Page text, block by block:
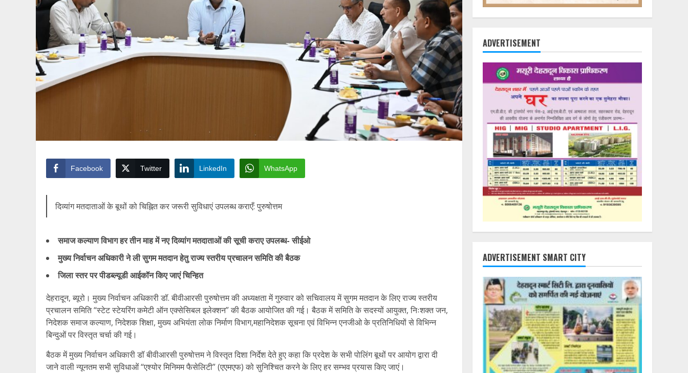
Facebook Twitter LinkedIn WhatsApp
दिव्यांग मतदाताओं के बूथों को चिह्नित कर जरूरी सुविधाएं उपलब्ध कराएँ: पुरुषोत्तम
समाज कल्याण विभाग हर तीन माह में नए दिव्यांग मतदाताओं की सूची कराए उपलब्ध- सीईओ
मुख्य निर्वाचन अधिकारी ने ली सुगम मतदान हेतु राज्य स्तरीय प्रचालन समिति की बैठक
जिला स्तर पर पीडब्ल्यूडी आईकॉन किए जाएं चिन्हित
देहरादून, ब्यूरो। मुख्य निर्वाचन अधिकारी डॉ. बीवीआरसी पुरुषोत्तम की अध्यक्षता में गुरुवार को सचिवालय में सुगम मतदान के लिए राज्य स्तरीय
प्रचालन समिति “स्टेट स्टेयरिंग कमेटी ऑन एक्सेसिबल इलेक्शन” की बैठक आयोजित की गई। बैठक में समिति के सदस्यों आयुक्त, निःशक्त जन,
निदेशक समाज कल्याण, निदेशक शिक्षा, मुख्य अभियंता लोक निर्माण विभाग,महानिदेशक सूचना एवं विभिन्न एनजीओ के प्रतिनिधियों से विभिन्न
बिन्दुओं पर विस्तृत चर्चा की गई।
बैठक में मुख्य निर्वाचन अधिकारी डॉ बीवीआरसी पुरुषोत्तम ने विस्तृत दिशा निर्देश देते हुए कहा कि प्रदेश के सभी पोलिंग बूथों पर आयोग द्वारा दी
जाने वाली न्यूनतम सभी सुविधाओं “एश्योर मिनिमम फैसेलिटी” (एएमएफ) को सुनिश्चित करने के लिए हर सम्भव प्रयास किए जाएं।
ADVERTISEMENT
ADVERTISEMENT SMART CITY